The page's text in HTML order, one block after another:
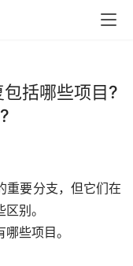
括哪些项目?
重要分支，但它们在
别。
些项目。